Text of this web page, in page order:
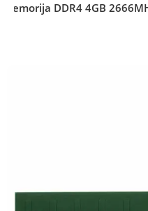
memorija DDR4 4GB